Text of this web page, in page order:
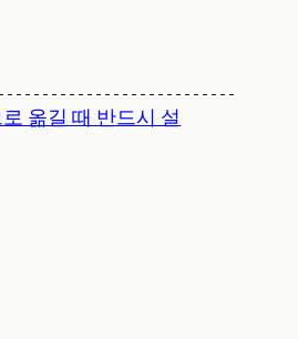
옮길 때 반드시 설